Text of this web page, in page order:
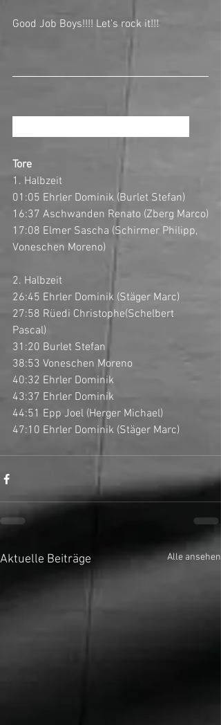
Good Job Boys!!!! Let's rock it!!!
Tore
1. Halbzeit
01:05 Ehrler Dominik (Burlet Stefan)
16:37 Aschwanden Renato (Zberg Marco)
17:08 Elmer Sascha (Schirmer Philipp,
Voneschen Moreno)
2. Halbzeit
26:45 Ehrler Dominik (Stäger Marc)
27:58 Rüedi Christophe(Schelbert
Pascal)
31:20 Burlet Stefan
38:53 Voneschen Moreno
40:32 Ehrler Dominik
43:37 Ehrler Dominik
44:51 Epp Joel (Herger Michael)
47:10 Ehrler Dominik (Stäger Marc)
Aktuelle Beiträge Alle ansehen